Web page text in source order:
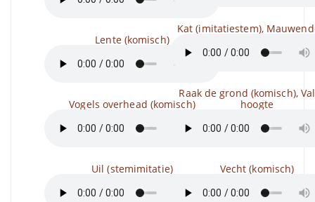
Lente (komisch)
Vogels overhead (komisch)
Uil (stemimitatie)
Kat (imitatiestem),
Raak de grond (komisch),
hoogte
Vecht (komisch)